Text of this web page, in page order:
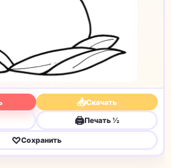
📥Скачать
🖨Печать ½
♡Сохранить